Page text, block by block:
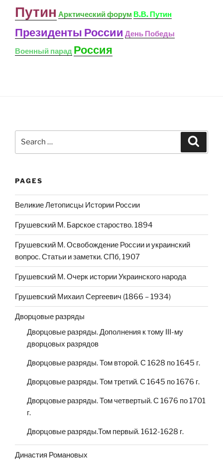
Путин Арктический форум В.В. Путин
Президенты России День Победы
Военный парад Россия
PAGES
Великие Летописцы Истории России
Грушевский М. Барское староство. 1894
Грушевский М. Освобождение России и украинский
вопрос. Статьи и заметки. СПб, 1907
Грушевский М. Очерк истории Украинского народа
Грушевский Михаил Сергеевич (1866 – 1934)
Дворцовые разряды
Дворцовые разряды. Дополнения к тому III-му
дворцовых разрядов
Дворцовые разряды. Том второй. С 1628 по 1645 г.
Дворцовые разряды. Том третий. С 1645 по 1676 г.
Дворцовые разряды. Том четвертый. С 1676 по 1701
г.
Дворцовые разряды.Том первый. 1612-1628 г.
Династия Романовых